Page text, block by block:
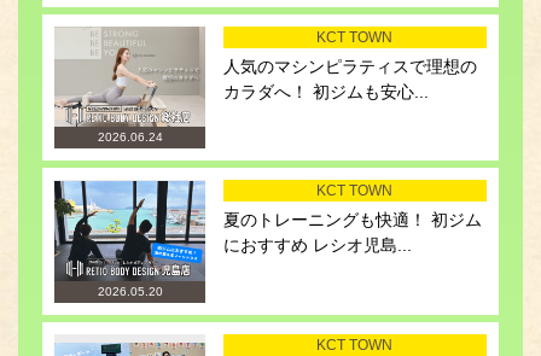
2026.06.24
KCT TOWN
人気のマシンピラティスで理想の
カラダへ！ 初ジムも安心...
2026.05.20
KCT TOWN
夏のトレーニングも快適！ 初ジム
におすすめ レシオ児島...
KCT TOWN